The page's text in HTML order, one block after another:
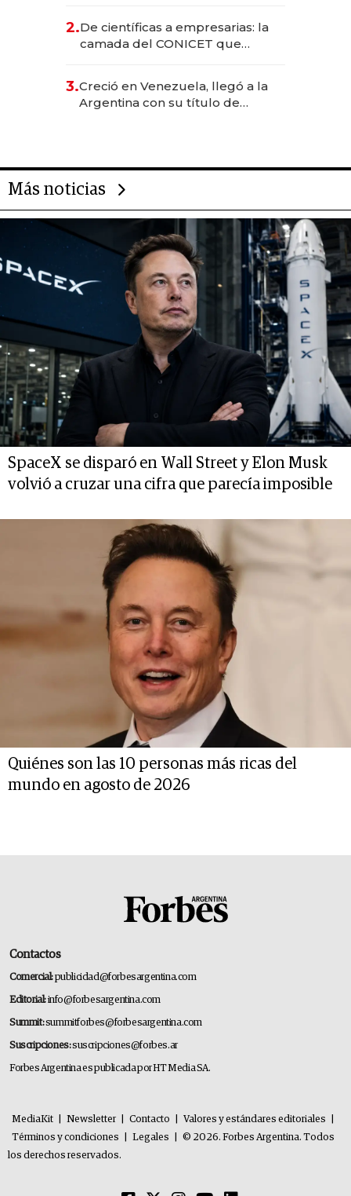
2.De científicas a empresarias: la
camada del CONICET que
3.Creció en Venezuela, llegó a la
Argentina con su título de
Más noticias
SpaceX se disparó en Wall Street y Elon Musk
volvió a cruzar una cifra que parecía imposible
Quiénes son las 10 personas más ricas del
mundo en agosto de 2026
Contactos
Comercial:publicidad@forbesargentina.com
Editorial:info@forbesargentina.com
Summit:summitforbes@forbesargentina.com
Suscripciones:suscripciones@forbes.ar
Forbes Argentina es publicada por HT Media SA.
MediaKit Newsletter Contacto Valores y estándares editoriales
Términos y condiciones
Legales
© 2026. Forbes Argentina. Todos
los derechos reservados.